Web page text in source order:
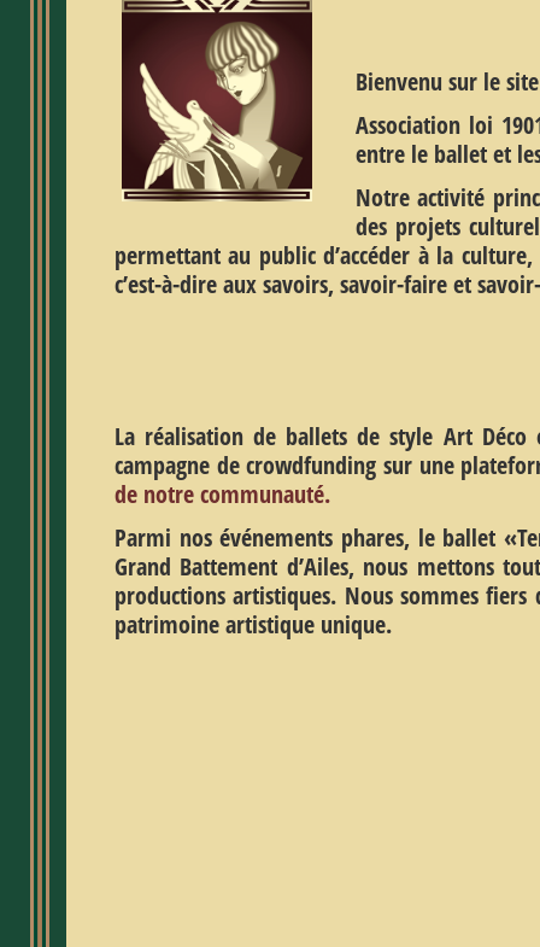
Bienvenu sur le
Association loi
entre le ballet et
Notre activité
des projets
permettant au public d’accéder à la
c’est-à-dire aux savoirs, savoir-faire et
La réalisation de ballets de style Art
campagne de crowdfunding sur une
de notre communauté.
Parmi nos événements phares, le ballet
Grand Battement d’Ailes, nous mettons
productions artistiques. Nous sommes
patrimoine artistique unique.